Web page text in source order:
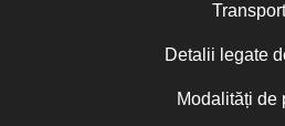
Transport
Detalii legate
Modalități de